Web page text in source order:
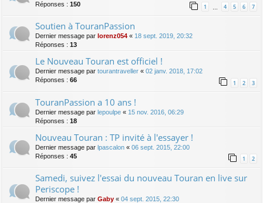
Réponses : 150 1 … 4 5 6 7
Soutien à TouranPassion
Dernier message par lorenz054 « 18 sept. 2019, 20:32
Réponses : 13
Le Nouveau Touran est officiel !
Dernier message par tourantraveller « 02 janv. 2018, 17:02
Réponses : 66 1 2 3
TouranPassion a 10 ans !
Dernier message par lepoulpe « 15 nov. 2016, 06:29
Réponses : 18
Nouveau Touran : TP invité à l'essayer !
Dernier message par lpascalon « 06 sept. 2015, 22:00
Réponses : 45 1 2
Samedi, suivez l'essai du nouveau Touran en live sur
Periscope !
Dernier message par Gaby « 04 sept. 2015, 22:30